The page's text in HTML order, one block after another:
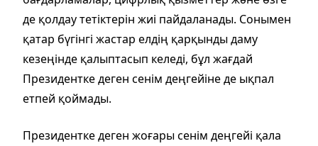
де қолдау тетіктерін жиі пайдаланады. Сонымен
қатар бүгінгі жастар елдің қарқынды даму
кезеңінде қалыптасып келеді, бұл жағдай
Президентке деген сенім деңгейіне де ықпал
етпей қоймады.
Президентке деген жоғары сенім деңгейі қала